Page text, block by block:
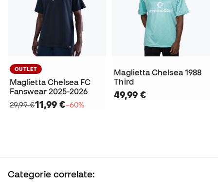
OUTLET
Maglietta Chelsea FC
Fanswear 2025-2026
29,99 €11,99 €−60%
Maglietta Chelsea 1988
Third
49,99 €
Categorie correlate: